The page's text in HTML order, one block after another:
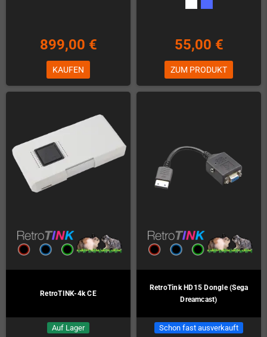
899,00 €
KAUFEN
55,00 €
ZUM PRODUKT
RetroTINK-4k CE
Auf Lager
RetroTink HD15 Dongle (Sega
Dreamcast)
Schon fast ausverkauft